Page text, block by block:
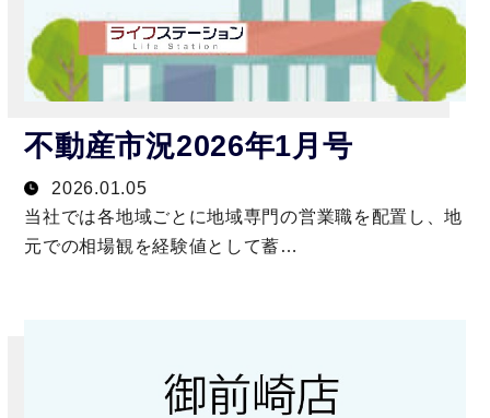
不動産市況2026年1月号
2026.01.05
当社では各地域ごとに地域専門の営業職を配置し、地
元での相場観を経験値として蓄…